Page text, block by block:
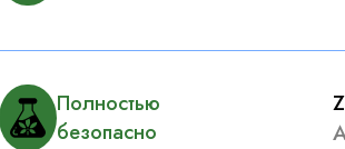
Полностью
безопасно